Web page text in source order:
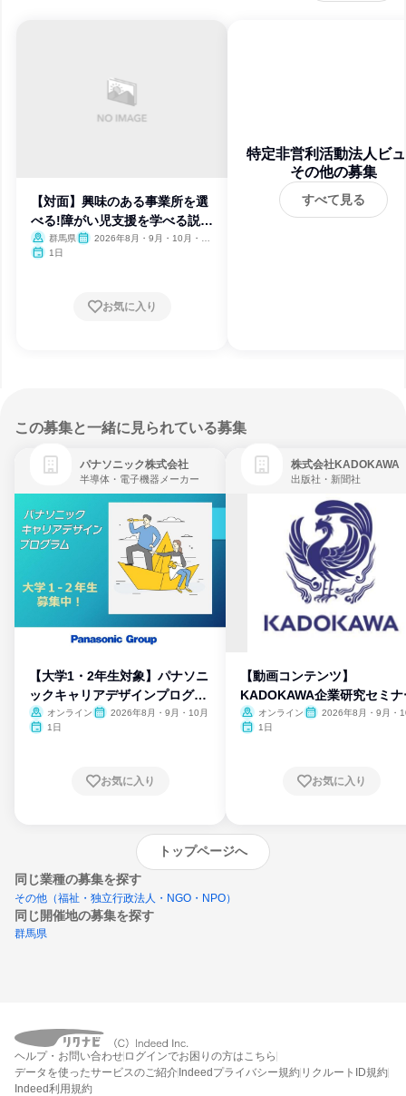
【対面】興味のある事業所を選
べる!障がい児支援を学べる説明
会 群馬県
2026年8月・9月・10月・11
1日
お気に入り
特定非営利活動法人ビ
ティフルデイズ
その他の募集
すべて見る
この募集と一緒に見られている募集
パナソニック株式会社
半導体・電子機器メーカー
【大学1・2年生対象】パナソニ
ックキャリアデザインプログラ
ム
オンライン
2026年8月・9月・10月
1日
お気に入り
株式会社KADOKAWA
出版社・新聞社
【動画コンテンツ】
KADOKAWA企業研究セミナ
オンライン
2026年8月・9月・
1日
お気に入り
トップページへ
同じ業種の募集を探す
その他（福祉・独立行政法人・NGO・NPO）
同じ開催地の募集を探す
群馬県
エントリーするとプログラムの詳細案内を
受け取れるようになります
ヘルプ・お問い合わせ ログインでお困りの方はこちら
データを使ったサービスのご紹介 Indeedプライバシー規約 リクルートID規約
Indeed利用規約